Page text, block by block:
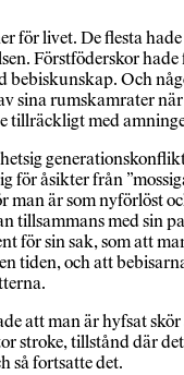
för livet. De flesta
Förstföderskor
Och
sina rumskamrater
tillräckligt med
för åsikter från
man är som nyförlöst
tillsammans med sin
för sin sak, som att
tiden, och att
att man är hyfsat skör
stroke, tillstånd där
så fortsatte det.